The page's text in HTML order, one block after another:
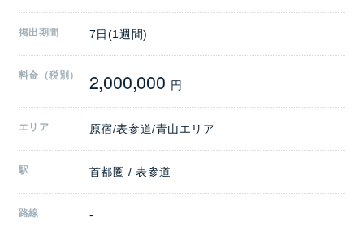
掲出期間 7日(1週間)
料金（税別） 2,000,000 円
エリア 原宿/表参道/青山エリア
駅 首都圏 / 表参道
路線 -